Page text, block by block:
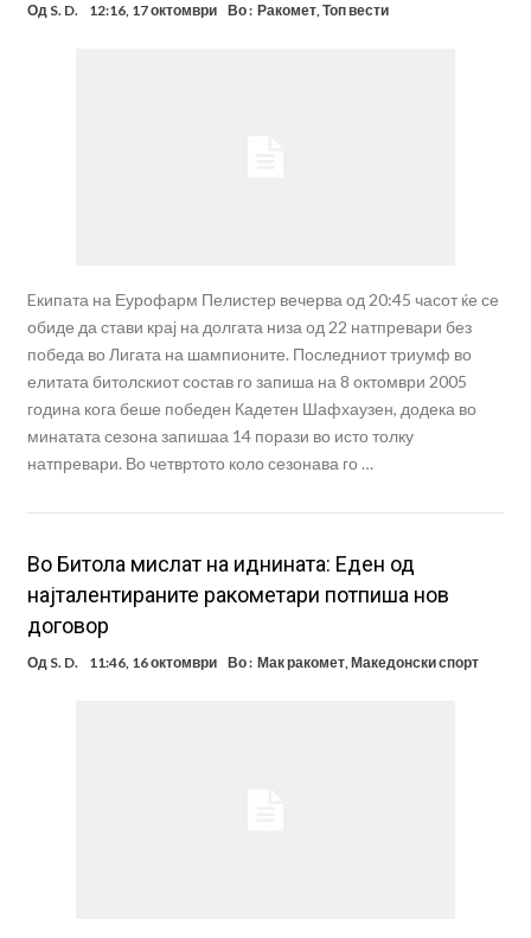
Од S. D. 12:16, 17 октомври Во : Ракомет,Топ вести
Eкипата на Еурофарм Пелистер вечерва од 20:45 часот ќе се
обиде да стави крај на долгата низа од 22 натпревари без
победа во Лигата на шампионите. Последниот триумф во
елитата битолскиот состав го запиша на 8 октомври 2005
година кога беше победен Кадетен Шафхаузен, додека во
минатата сезона запишаа 14 порази во исто толку
натпревари. Во четвртото коло сезонава го …
Во Битола мислат на иднината: Еден од
најталентираните ракометари потпиша нов
договор
Од S. D. 11:46, 16 октомври Во : Мак ракомет,Македонски спорт